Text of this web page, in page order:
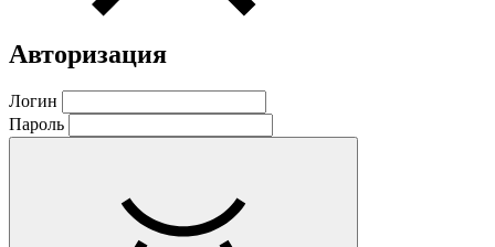
Авторизация
Логин
Пароль